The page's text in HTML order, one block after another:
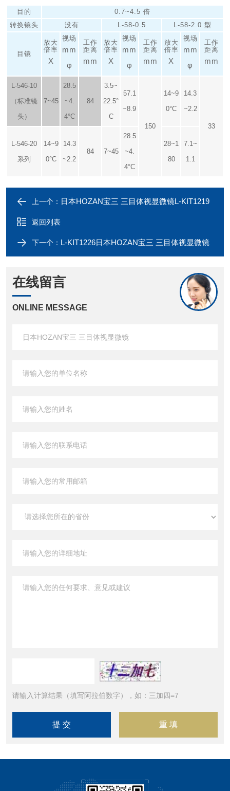
目的
0.7~4.5 倍
转换镜头
没有 L-58-0.5 L-58-2.0 型
目镜
放大
倍率
X
视场
mm
φ
工作
距离
mm
放大
倍率
X
视场
mm
φ
工作
距离
mm
放大
倍率
X
视场
mm
φ
工作
距离
mm
L-546-10
（标准镜
头）
7~45
28.5
~4.
4°C
84
3.5~
22.5°
C
57.1
~8.9
150
14~9
0°C
14.3
~2.2
33
L-546-20
系列
14~9
0°C
14.3
~2.2
84 7~45
28.5
~4.
4°C
28~1
80
7.1~
1.1
上一个： 日本HOZAN宝三 三目体视显微镜L-KIT1219
返回列表
下一个： L-KIT1226日本HOZAN宝三 三目体视显微镜
在线留言
ONLINE MESSAGE
请输入计算结果（填写阿拉伯数字），如：三加四=7